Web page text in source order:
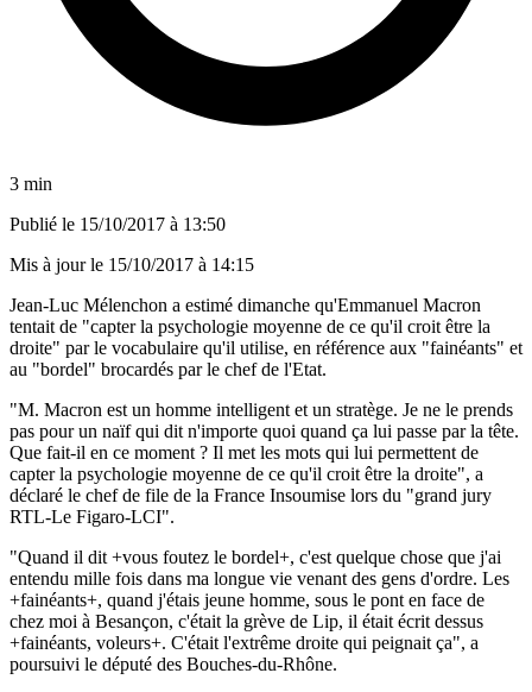
3 min
Publié le 15/10/2017 à 13:50
Mis à jour le 15/10/2017 à 14:15
Jean-Luc Mélenchon a estimé dimanche qu'Emmanuel Macron
tentait de "capter la psychologie moyenne de ce qu'il croit être la
droite" par le vocabulaire qu'il utilise, en référence aux "fainéants" et
au "bordel" brocardés par le chef de l'Etat.
"M. Macron est un homme intelligent et un stratège. Je ne le prends
pas pour un naïf qui dit n'importe quoi quand ça lui passe par la tête.
Que fait-il en ce moment ? Il met les mots qui lui permettent de
capter la psychologie moyenne de ce qu'il croit être la droite", a
déclaré le chef de file de la France Insoumise lors du "grand jury
RTL-Le Figaro-LCI".
"Quand il dit +vous foutez le bordel+, c'est quelque chose que j'ai
entendu mille fois dans ma longue vie venant des gens d'ordre. Les
+fainéants+, quand j'étais jeune homme, sous le pont en face de
chez moi à Besançon, c'était la grève de Lip, il était écrit dessus
+fainéants, voleurs+. C'était l'extrême droite qui peignait ça", a
poursuivi le député des Bouches-du-Rhône.